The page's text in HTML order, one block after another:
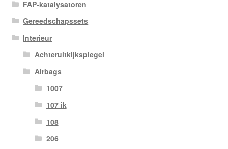
FAP-katalysatoren
Gereedschapssets
Interieur
Achteruitkijkspiegel
Airbags
1007
107 ik
108
206